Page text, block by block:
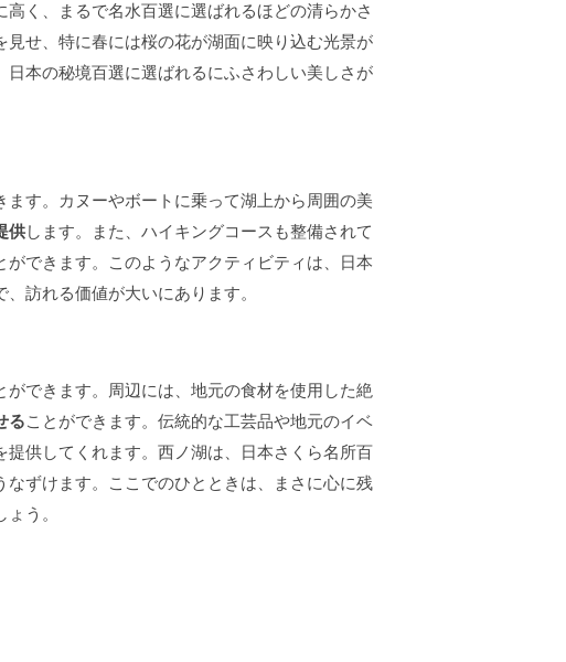
く、まるで名水百選に選ばれるほどの清らかさ
せ、特に春には桜の花が湖面に映り込む光景が
本の秘境百選に選ばれるにふさわしい美しさが
す。カヌーやボートに乗って湖上から周囲の美
供します。また、ハイキングコースも整備されて
できます。このようなアクティビティは、日本
訪れる価値が大いにあります。
できます。周辺には、地元の食材を使用した絶
ることができます。伝統的な工芸品や地元のイベ
供してくれます。西ノ湖は、日本さくら名所百
ずけます。ここでのひとときは、まさに心に残
う。